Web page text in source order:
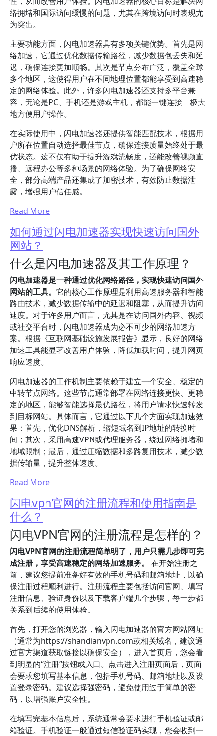
络拥堵和国际访问缓慢的问题，尤其在跨境访问时表现尤
为突出。
主要功能方面，闪电加速器具有多项关键优势。首先是网
络加速，它通过优化数据传输路径，减少数据包丢失和延
迟，确保连接更加顺畅。其次是节点分布广泛，覆盖全球
多个地区，这使得用户在不同地理位置都能享受到高速稳
定的网络体验。此外，许多闪电加速器还支持多平台兼
容，无论是PC、手机还是游戏主机，都能一键连接，极大
地方便用户操作。
在实际使用中，闪电加速器还提供智能匹配技术，根据用
户所在位置自动选择最佳节点，确保连接质量始终处于最
优状态。这不仅有助于提升游戏流畅度，还能改善视频直
播、远程办公等多种场景的网络体验。为了确保网络安
全，部分高端产品还集成了加密技术，有效防止数据泄
露，增强用户信任感。
Read More
如何通过闪电加速器实现快速访问国外
网站？
什么是闪电加速器及其工作原理？
闪电加速器是一种通过优化网络路径，实现快速访问国外
网站的工具。 它的核心工作原理是利用高速服务器和智能
路由技术，减少数据传输中的延迟和阻塞，从而提升访问
速度。对于许多用户而言，尤其是在访问国外内容、视频
或社交平台时，闪电加速器成为必不可少的网络加速方
案。根据《互联网基础设施发展报告》显示，良好的网络
加速工具能显著改善用户体验，降低加载时间，提升网页
响应速度。
闪电加速器的工作机制主要依赖于建立一个安全、稳定的
中转节点网络。这些节点通常部署在网络连接更快、更稳
定的地区，能够智能选择最优路径，将用户请求快速转发
到目标网站。具体而言，它通过以下几个方面实现加速效
果：首先，优化DNS解析，缩短域名到IP地址的转换时
间；其次，采用高速VPN或代理服务器，绕过网络拥堵和
地域限制；最后，通过压缩数据和多路复用技术，减少数
据传输量，提升整体速度。
Read More
闪电vpn官网的注册流程和使用指南是
什么？
闪电VPN官网的注册流程是怎样的？
闪电VPN官网的注册流程简单明了，用户只需几步即可完
成注册，享受高速稳定的网络加速服务。
在开始注册之
前，建议您提前准备好有效的手机号码和邮箱地址，以确
保注册过程顺利进行。注册流程主要包括访问官网、填写
注册信息、验证身份以及下载客户端几个步骤，每一步都
关系到后续的使用体验。
首先，打开您的浏览器，输入闪电加速器的官方网站网址
（通常为https://shandianvpn.com或相关域名，建议通
过官方渠道获取链接以确保安全），进入首页后，您会看
到明显的“注册”按钮或入口。点击进入注册页面后，页面
会要求您填写基本信息，包括手机号码、邮箱地址以及设
置登录密码。建议选择强密码，避免使用过于简单的密
码，以增强账户安全性。
在填写完基本信息后，系统通常会要求进行手机验证或邮
箱验证。手机验证一般通过短信验证码实现，您会收到一